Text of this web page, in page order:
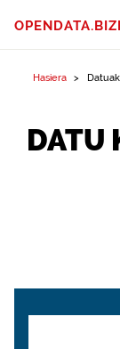
Hasiera Datuak
DATU